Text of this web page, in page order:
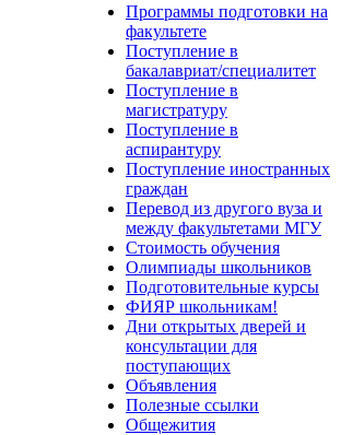
Программы подготовки на
факультете
Поступление в
бакалавриат/специалитет
Поступление в
магистратуру
Поступление в
аспирантуру
Поступление иностранных
граждан
Перевод из другого вуза и
между факультетами МГУ
Стоимость обучения
Олимпиады школьников
Подготовительные курсы
ФИЯР школьникам!
Дни открытых дверей и
консультации для
поступающих
Объявления
Полезные ссылки
Общежития